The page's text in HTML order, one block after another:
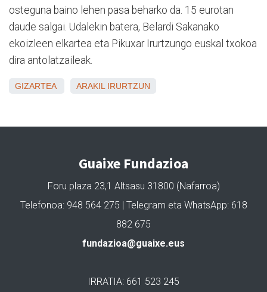
osteguna baino lehen pasa beharko da. 15 eurotan
daude salgai. Udalekin batera, Belardi Sakanako
ekoizleen elkartea eta Pikuxar Irurtzungo euskal txokoa
dira antolatzaileak.
GIZARTEA ARAKIL IRURTZUN
Guaixe Fundazioa
Foru plaza 23,1 Altsasu 31800 (Nafarroa)
Telefonoa: 948 564 275 | Telegram eta WhatsApp: 618
882 675
fundazioa@guaixe.eus
IRRATIA: 661 523 245